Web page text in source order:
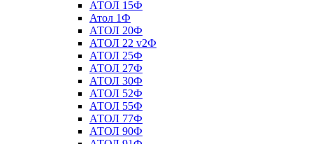
АТОЛ 15Ф
Атол 1Ф
АТОЛ 20Ф
АТОЛ 22 v2Ф
АТОЛ 25Ф
АТОЛ 27Ф
АТОЛ 30Ф
АТОЛ 52Ф
АТОЛ 55Ф
АТОЛ 77Ф
АТОЛ 90Ф